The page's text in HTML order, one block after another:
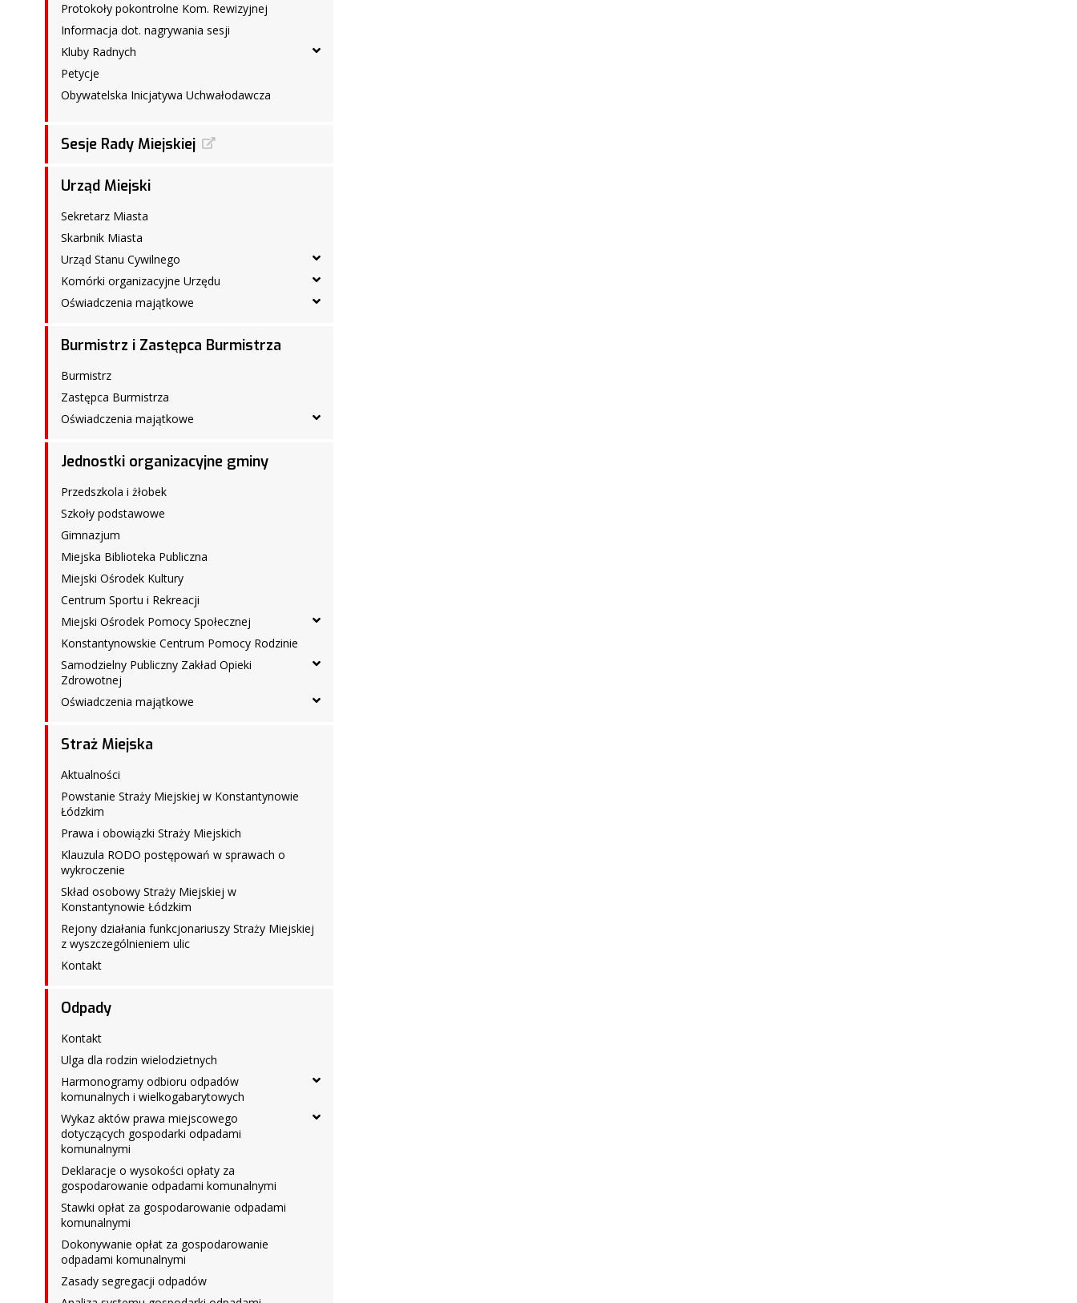
Protokoły pokontrolne Kom. Rewizyjnej
Informacja dot. nagrywania sesji
Kluby Radnych
Petycje
Obywatelska Inicjatywa Uchwałodawcza
Sesje Rady Miejskiej
Urząd Miejski
Sekretarz Miasta
Skarbnik Miasta
Urząd Stanu Cywilnego
Komórki organizacyjne Urzędu
Oświadczenia majątkowe
Burmistrz i Zastępca Burmistrza
Burmistrz
Zastępca Burmistrza
Oświadczenia majątkowe
Jednostki organizacyjne gminy
Przedszkola i żłobek
Szkoły podstawowe
Gimnazjum
Miejska Biblioteka Publiczna
Miejski Ośrodek Kultury
Centrum Sportu i Rekreacji
Miejski Ośrodek Pomocy Społecznej
Konstantynowskie Centrum Pomocy Rodzinie
Samodzielny Publiczny Zakład Opieki
Zdrowotnej
Oświadczenia majątkowe
Straż Miejska
Aktualności
Powstanie Straży Miejskiej w Konstantynowie
Łódzkim
Prawa i obowiązki Straży Miejskich
Klauzula RODO postępowań w sprawach o
wykroczenie
Skład osobowy Straży Miejskiej w
Konstantynowie Łódzkim
Rejony działania funkcjonariuszy Straży Miejskiej
z wyszczególnieniem ulic
Kontakt
Odpady
Kontakt
Ulga dla rodzin wielodzietnych
Harmonogramy odbioru odpadów
komunalnych i wielkogabarytowych
Wykaz aktów prawa miejscowego
dotyczących gospodarki odpadami
komunalnymi
Deklaracje o wysokości opłaty za
gospodarowanie odpadami komunalnymi
Stawki opłat za gospodarowanie odpadami
komunalnymi
Dokonywanie opłat za gospodarowanie
odpadami komunalnymi
Zasady segregacji odpadów